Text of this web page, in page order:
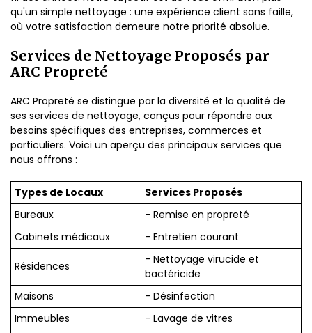
qu'un simple nettoyage : une expérience client sans faille,
où votre satisfaction demeure notre priorité absolue.
Services de Nettoyage Proposés par
ARC Propreté
ARC Propreté se distingue par la diversité et la qualité de
ses services de nettoyage, conçus pour répondre aux
besoins spécifiques des entreprises, commerces et
particuliers. Voici un aperçu des principaux services que
nous offrons :
Types de Locaux
Services Proposés
Bureaux
- Remise en propreté
Cabinets médicaux
- Entretien courant
Résidences
- Nettoyage virucide et
bactéricide
Maisons
- Désinfection
Immeubles
- Lavage de vitres